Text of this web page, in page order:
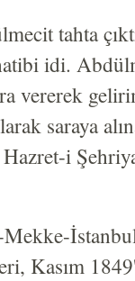
tahta
idi.
vererek
saraya
Hazret-i
Kasım